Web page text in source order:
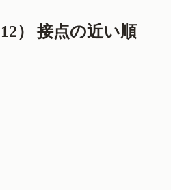
12） 接点の近い順